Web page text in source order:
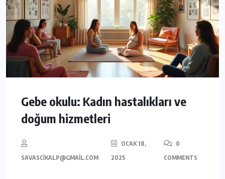
Gebe okulu: Kadın hastalıkları ve
doğum hizmetleri
SAVASCIKALP@GMAIL.COM
OCAK 18,
2025
0
COMMENTS